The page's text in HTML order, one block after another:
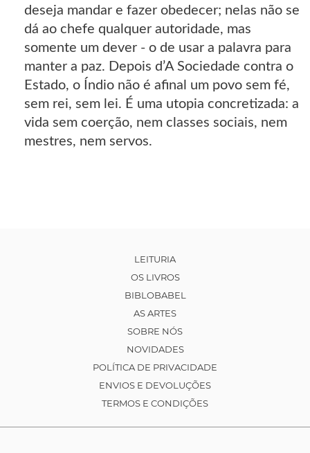
deseja mandar e fazer obedecer; nelas não se
dá ao chefe qualquer autoridade, mas
somente um dever - o de usar a palavra para
manter a paz. Depois d’A Sociedade contra o
Estado, o Índio não é afinal um povo sem fé,
sem rei, sem lei. É uma utopia concretizada: a
vida sem coerção, nem classes sociais, nem
mestres, nem servos.
LEITURIA
OS LIVROS
BIBLOBABEL
AS ARTES
SOBRE NÓS
NOVIDADES
POLÍTICA DE PRIVACIDADE
ENVIOS E DEVOLUÇÕES
TERMOS E CONDIÇÕES